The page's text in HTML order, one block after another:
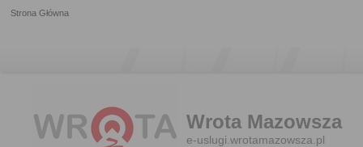
Strona Główna
Wrota Mazowsza
e-uslugi.wrotamazowsza.pl